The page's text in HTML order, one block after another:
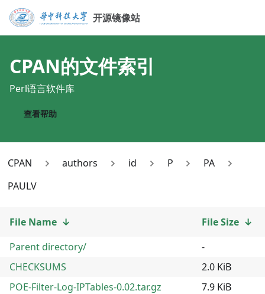
开源镜像站
CPAN的文件索引
Perl语言软件库
查看帮助
CPAN authors id P
PA
PAULV
File Name ↓ File Size ↓
Parent directory/
-
CHECKSUMS
2.0 KiB
POE-Filter-Log-IPTables-0.02.tar.gz
7.9 KiB